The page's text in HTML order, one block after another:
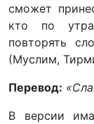
сможет
кто по
повторять
(Муслим,
Перевод:
В версии